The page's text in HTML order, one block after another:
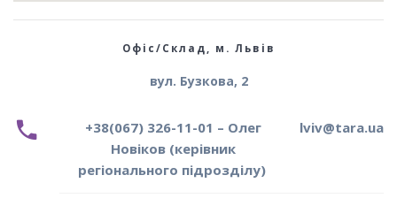
Офіс/Склад, м. Львів
вул. Бузкова, 2
+38(067) 326-11-01 – Олег
Новіков (керівник
регіонального підрозділу)
lviv@tara.ua